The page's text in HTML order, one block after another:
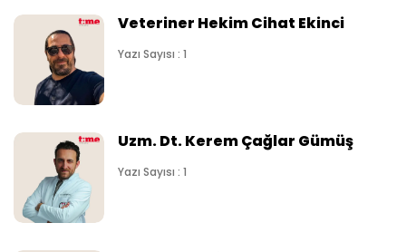
Veteriner Hekim Cihat Ekinci
Yazı Sayısı : 1
Uzm. Dt. Kerem Çağlar Gümüş
Yazı Sayısı : 1